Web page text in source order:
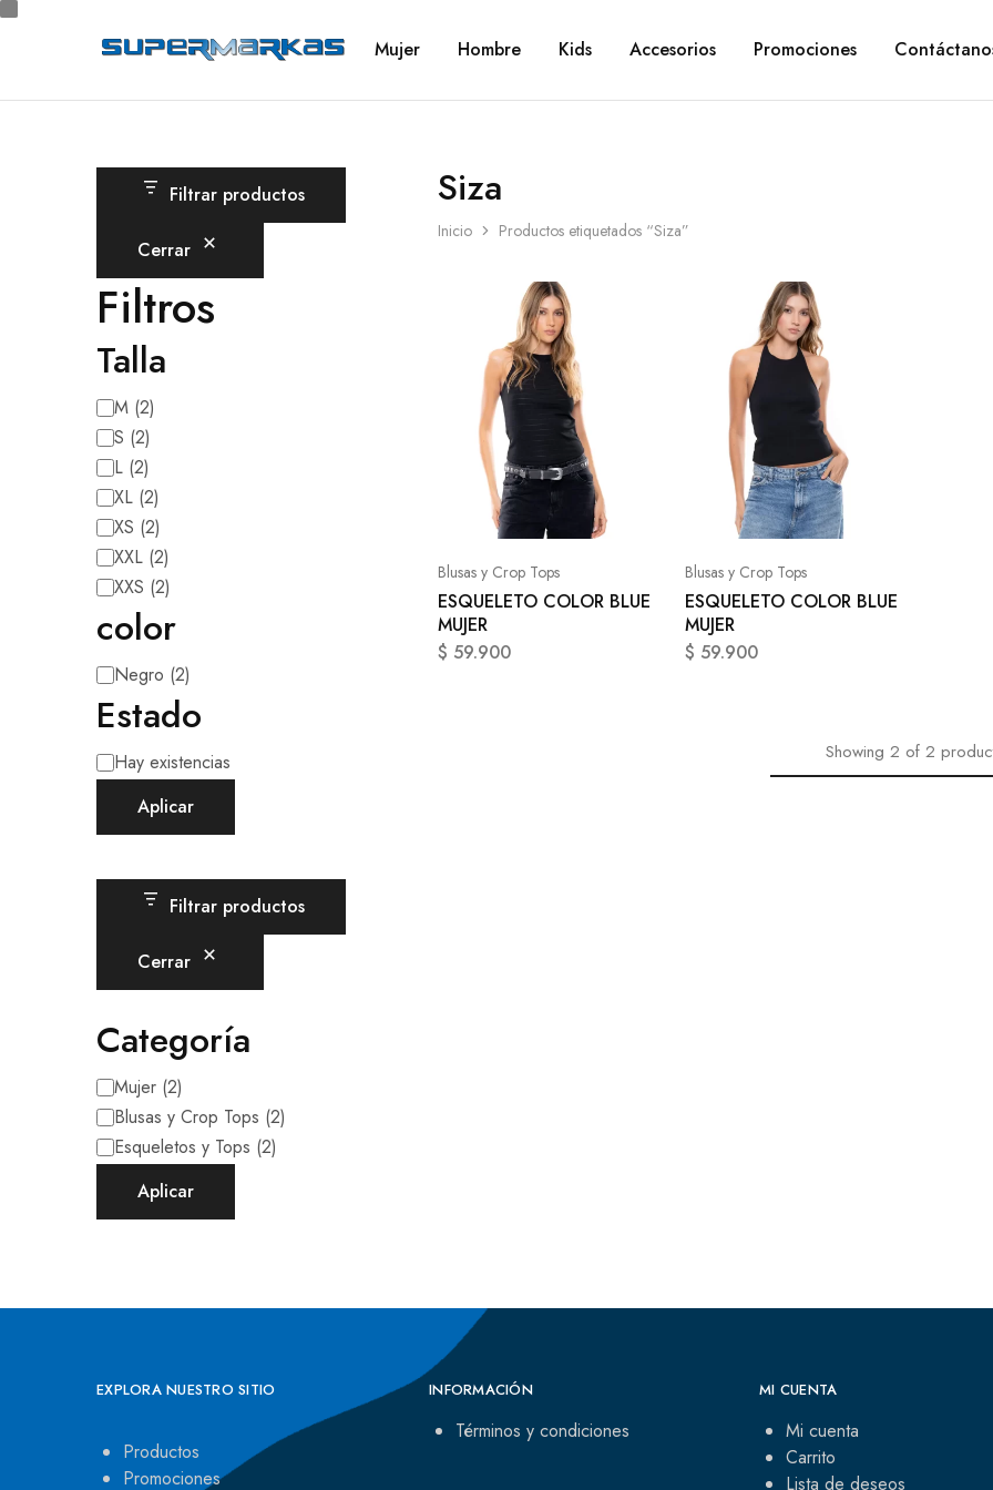
SuperMarkas
Ropa
Envío
Mujer Hombre Kids Accesorios Promociones
Siza
Inicio Productos etiquetados “Siza”
Blusas y Crop Tops
ESQUELETO COLOR BLUE
MUJER
$ 59.900
Blusas y Crop Tops
ESQUELETO COLOR BLUE
MUJER
$ 59.900
Showing 2of2
Filtrar productos
Cerrar
Filtros
Talla
M (2)
S (2)
L (2)
XL (2)
XS (2)
XXL (2)
XXS (2)
color
Negro (2)
Estado
Hay existencias
Aplicar
Filtrar productos
Cerrar
Categoría
Mujer (2)
Blusas y Crop Tops (2)
Esqueletos y Tops (2)
Aplicar
EXPLORA NUESTRO SITIO
Productos
Promociones
INFORMACIÓN
Términos y condiciones
MI CUENTA
Mi cuenta
Carrito
Lista de deseos